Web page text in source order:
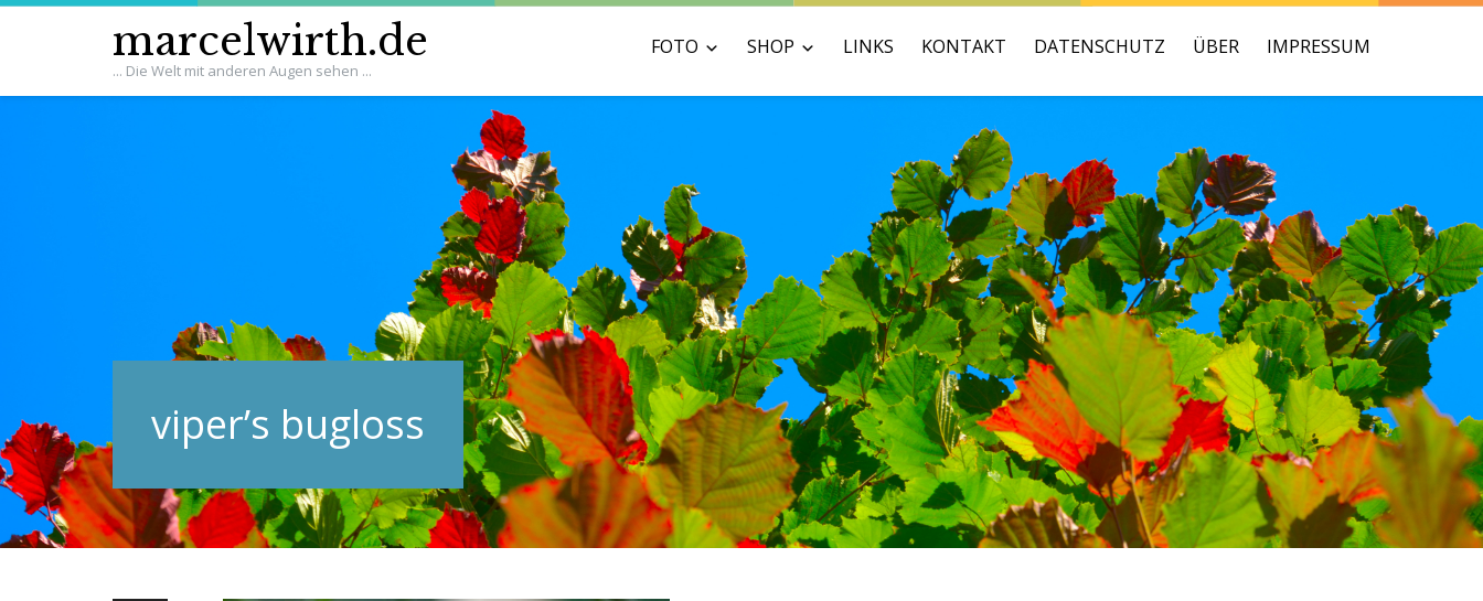
marcelwirth.de
... Die Welt mit anderen Augen sehen ...
FOTO SHOP LINKS KONTAKT DATENSCHUTZ ÜBER IMPRESSUM
viper’s bugloss